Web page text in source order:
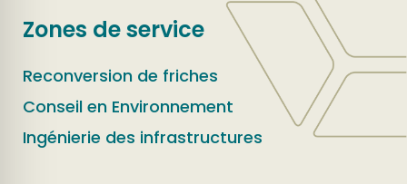
Zones de service
Reconversion de friches
Conseil en Environnement
Ingénierie des infrastructures